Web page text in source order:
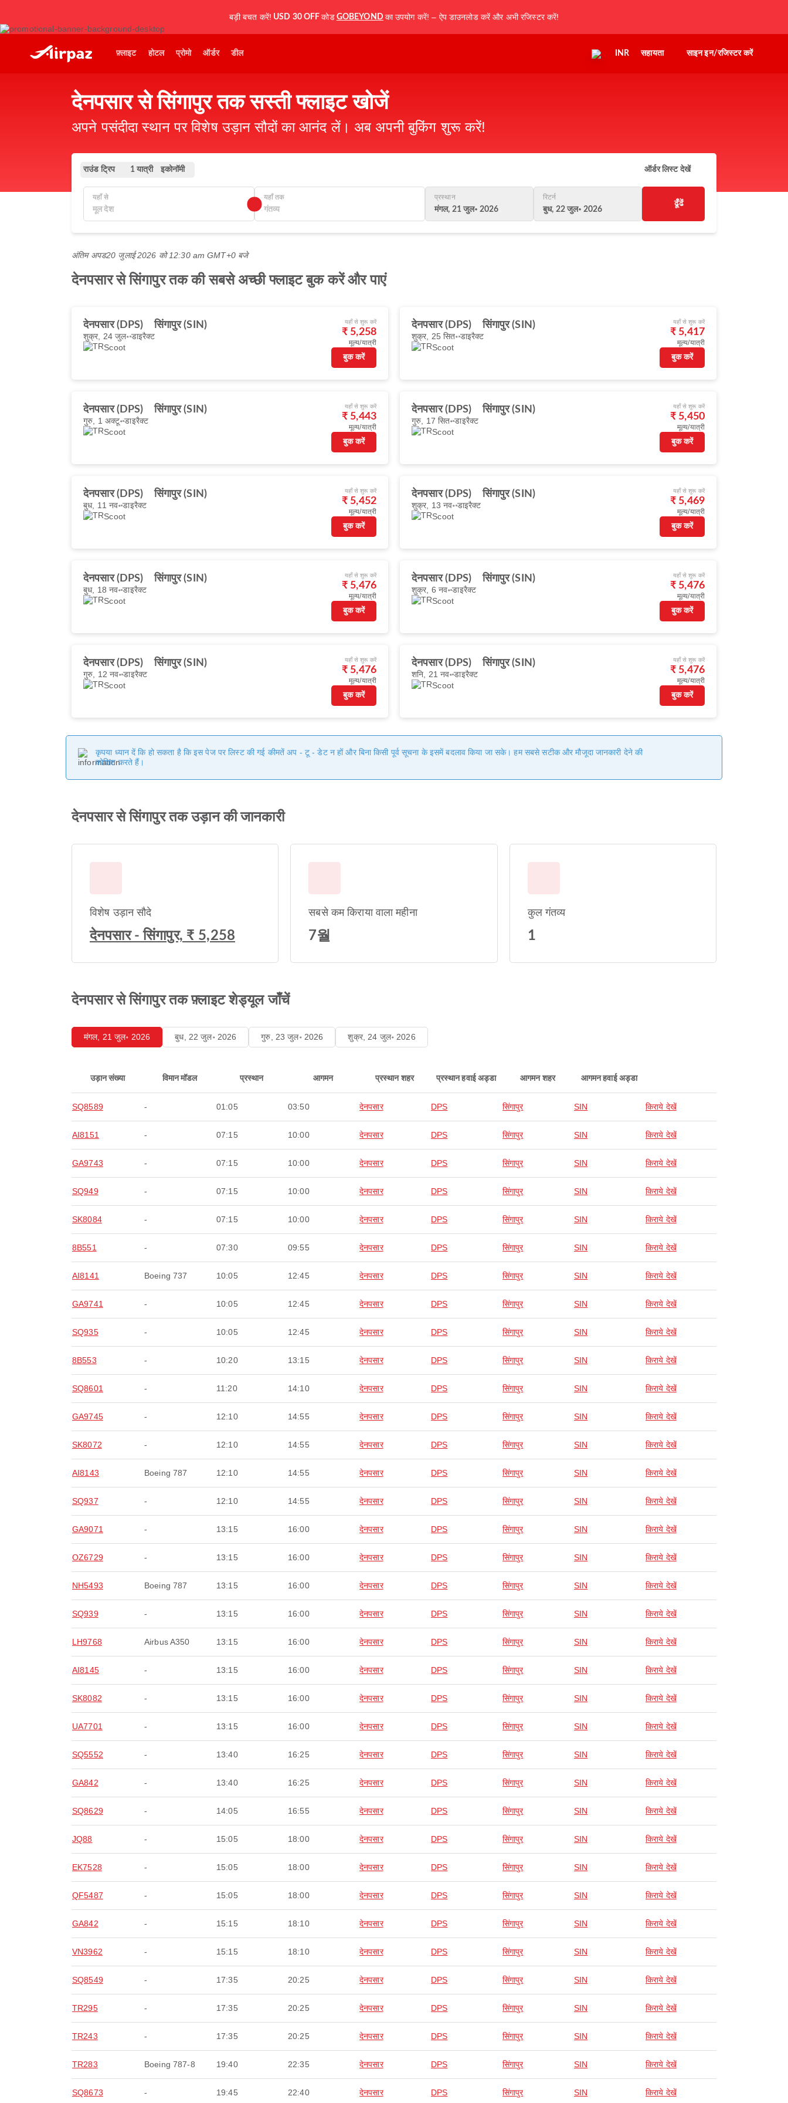
बड़ी बचत करें! USD 30 OFF कोड GOBEYOND का उपयोग करें! – ऐप डाउनलोड करें और अभी रजिस्टर करें!
फ़्लाइट होटल प्रोमो ऑर्डर डील INR सहायता साइन इन/रजिस्टर करें
देनपसार से सिंगापुर तक सस्ती फ्लाइट खोजें
अपने पसंदीदा स्थान पर विशेष उड़ान सौदों का आनंद लें। अब अपनी बुकिंग शुरू करें!
राउंड ट्रिप 1 यात्री इकोनॉमी ऑर्डर लिस्ट देखें
यहाँ से यहाँ तक
प्रस्थान
मंगल, 21 जुल॰ 2026
रिटर्न
बुध, 22 जुल॰ 2026
ढूँढें
अंतिम अपड20 जुलाई 2026 को 12:30 am GMT+0 बजे
देनपसार से सिंगापुर तक की सबसे अच्छी फ्लाइट बुक करें और पाएं
देनपसार (DPS) सिंगापुर (SIN)
शुक्र, 24 जुल॰ डाइरैक्ट
Scoot
यहाँ से शुरू करें
₹ 5,258
मूल्य/यात्री
बुक करें
देनपसार (DPS) सिंगापुर (SIN)
शुक्र, 25 सित॰ डाइरैक्ट
Scoot
यहाँ से शुरू करें
₹ 5,417
मूल्य/यात्री
बुक करें
देनपसार (DPS) सिंगापुर (SIN)
गुरु, 1 अक्टू॰डाइरैक्ट
Scoot
यहाँ से शुरू करें
₹ 5,443
मूल्य/यात्री
बुक करें
देनपसार (DPS) सिंगापुर (SIN)
गुरु, 17 सित॰डाइरैक्ट
Scoot
यहाँ से शुरू करें
₹ 5,450
मूल्य/यात्री
बुक करें
देनपसार (DPS) सिंगापुर (SIN)
बुध, 11 नव॰डाइरैक्ट
Scoot
यहाँ से शुरू करें
₹ 5,452
मूल्य/यात्री
बुक करें
देनपसार (DPS) सिंगापुर (SIN)
शुक्र, 13 नव॰ डाइरैक्ट
Scoot
यहाँ से शुरू करें
₹ 5,469
मूल्य/यात्री
बुक करें
देनपसार (DPS) सिंगापुर (SIN)
बुध, 18 नव॰डाइरैक्ट
Scoot
यहाँ से शुरू करें
₹ 5,476
मूल्य/यात्री
बुक करें
देनपसार (DPS) सिंगापुर (SIN)
शुक्र, 6 नव॰डाइरैक्ट
Scoot
यहाँ से शुरू करें
₹ 5,476
मूल्य/यात्री
बुक करें
देनपसार (DPS) सिंगापुर (SIN)
गुरु, 12 नव॰डाइरैक्ट
Scoot
यहाँ से शुरू करें
₹ 5,476
मूल्य/यात्री
बुक करें
देनपसार (DPS) सिंगापुर (SIN)
शनि, 21 नव॰डाइरैक्ट
Scoot
यहाँ से शुरू करें
₹ 5,476
मूल्य/यात्री
बुक करें
कृपया ध्यान दें कि हो सकता है कि इस पेज पर लिस्ट की गई कीमतें अप - टू - डेट न हों और बिना किसी पूर्व सूचना के इसमें बदलाव किया जा सके। हम सबसे सटीक और मौजूदा जानकारी देने की
कोशिश करते हैं।
देनपसार से सिंगापुर तक उड़ान की जानकारी
विशेष उड़ान सौदे
देनपसार - सिंगापुर, ₹ 5,258
सबसे कम किराया वाला महीना
7월
कुल गंतव्य
1
देनपसार से सिंगापुर तक फ़्लाइट शेड्यूल जाँचें
मंगल, 21 जुल॰ 2026 बुध, 22 जुल॰ 2026 गुरु, 23 जुल॰ 2026 शुक्र, 24 जुल॰ 2026
उड़ान संख्या विमान मॉडल प्रस्थान आगमन प्रस्थान शहर प्रस्थान हवाई अड्डा आगमन शहर आगमन हवाई अड्डा
SQ8589 - 01:05 03:50 देनपसार DPS सिंगापुर SIN किराये देखें
AI8151 - 07:15 10:00 देनपसार DPS सिंगापुर SIN किराये देखें
GA9743 - 07:15 10:00 देनपसार DPS सिंगापुर SIN किराये देखें
SQ949 - 07:15 10:00 देनपसार DPS सिंगापुर SIN किराये देखें
SK8084 - 07:15 10:00 देनपसार DPS सिंगापुर SIN किराये देखें
8B551 - 07:30 09:55 देनपसार DPS सिंगापुर SIN किराये देखें
AI8141 Boeing 737 10:05 12:45 देनपसार DPS सिंगापुर SIN किराये देखें
GA9741 - 10:05 12:45 देनपसार DPS सिंगापुर SIN किराये देखें
SQ935 - 10:05 12:45 देनपसार DPS सिंगापुर SIN किराये देखें
8B553 - 10:20 13:15 देनपसार DPS सिंगापुर SIN किराये देखें
SQ8601 - 11:20 14:10 देनपसार DPS सिंगापुर SIN किराये देखें
GA9745 - 12:10 14:55 देनपसार DPS सिंगापुर SIN किराये देखें
SK8072 - 12:10 14:55 देनपसार DPS सिंगापुर SIN किराये देखें
AI8143 Boeing 787 12:10 14:55 देनपसार DPS सिंगापुर SIN किराये देखें
SQ937 - 12:10 14:55 देनपसार DPS सिंगापुर SIN किराये देखें
GA9071 - 13:15 16:00 देनपसार DPS सिंगापुर SIN किराये देखें
OZ6729 - 13:15 16:00 देनपसार DPS सिंगापुर SIN किराये देखें
NH5493 Boeing 787 13:15 16:00 देनपसार DPS सिंगापुर SIN किराये देखें
SQ939 - 13:15 16:00 देनपसार DPS सिंगापुर SIN किराये देखें
LH9768 Airbus A350 13:15 16:00 देनपसार DPS सिंगापुर SIN किराये देखें
AI8145 - 13:15 16:00 देनपसार DPS सिंगापुर SIN किराये देखें
SK8082 - 13:15 16:00 देनपसार DPS सिंगापुर SIN किराये देखें
UA7701 - 13:15 16:00 देनपसार DPS सिंगापुर SIN किराये देखें
SQ5552 - 13:40 16:25 देनपसार DPS सिंगापुर SIN किराये देखें
GA842 - 13:40 16:25 देनपसार DPS सिंगापुर SIN किराये देखें
SQ8629 - 14:05 16:55 देनपसार DPS सिंगापुर SIN किराये देखें
JQ88 - 15:05 18:00 देनपसार DPS सिंगापुर SIN किराये देखें
EK7528 - 15:05 18:00 देनपसार DPS सिंगापुर SIN किराये देखें
QF5487 - 15:05 18:00 देनपसार DPS सिंगापुर SIN किराये देखें
GA842 - 15:15 18:10 देनपसार DPS सिंगापुर SIN किराये देखें
VN3962 - 15:15 18:10 देनपसार DPS सिंगापुर SIN किराये देखें
SQ8549 - 17:35 20:25 देनपसार DPS सिंगापुर SIN किराये देखें
TR295 - 17:35 20:25 देनपसार DPS सिंगापुर SIN किराये देखें
TR243 - 17:35 20:25 देनपसार DPS सिंगापुर SIN किराये देखें
TR283 Boeing 787-8 19:40 22:35 देनपसार DPS सिंगापुर SIN किराये देखें
SQ8673 - 19:45 22:40 देनपसार DPS सिंगापुर SIN किराये देखें